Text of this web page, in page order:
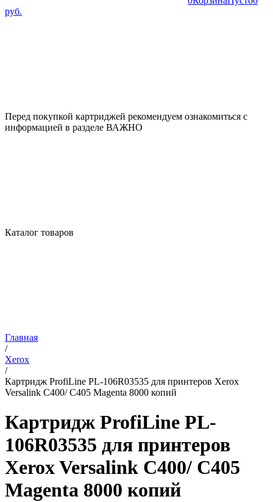
руб.
Перед покупкой картриджей рекомендуем ознакомиться с
информацией в разделе ВАЖНО
Каталог товаров
Главная
/
Xerox
/
Картридж ProfiLine PL-106R03535 для принтеров Xerox
Versalink C400/ C405 Magenta 8000 копий
Картридж ProfiLine PL-
106R03535 для принтеров
Xerox Versalink C400/ C405
Magenta 8000 копий